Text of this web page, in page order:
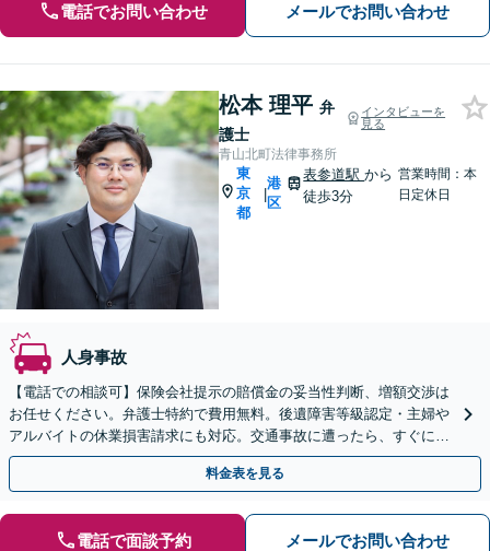
電話でお問い合わせ メールでお問い合わせ
松本 理平 弁
護士
インタビューを
見る
青山北町法律事務所
東
京
都
|
港
区
表参道駅から
徒歩3分
営業時間：本
日定休日
人身事故
【電話での相談可】保険会社提示の賠償金の妥当性判断、増額交渉は
お任せください。弁護士特約で費用無料。後遺障害等級認定・主婦や
アルバイトの休業損害請求にも対応。交通事故に遭ったら、すぐにご
相談ください。【表参道駅から徒歩3分】
料金表を見る
電話で面談予約 メールでお問い合わせ